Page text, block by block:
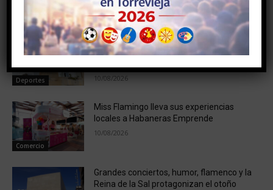
NOTICIAS RELACIONADAS
Deportes
Torrevieja destina 35.000 euros a 19
entidades para impulsar eventos y
10/08/2026
Comercio
Miss Flamingo lleva sus experiencias
locales a Habaneras Emprende
10/08/2026
Grandes conciertos, humor, flamenco y la
Reina de la Sal protagonizan el otoño